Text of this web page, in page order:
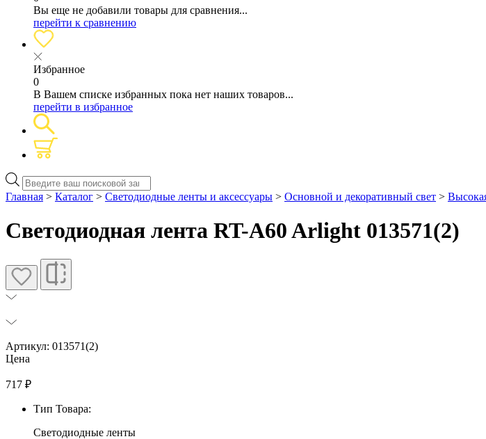
Вы еще не добавили товары для сравнения...
перейти к сравнению
Избранное
0
В Вашем списке избранных пока нет наших товаров...
перейти в избранное
Поиск
товаров
Главная > Каталог > Светодиодные ленты и аксессуары > Основной и декоративный свет >
Светодиодная лента RT-A60 Arlight 013571(2)
Артикул: 013571(2)
Цена
717 ₽
Тип Товара:
Светодиодные ленты